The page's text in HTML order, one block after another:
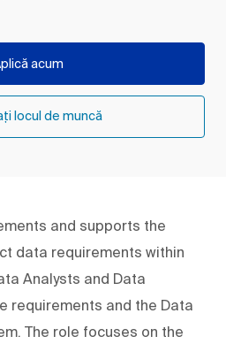
acum
locul de muncă
and supports the
data requirements within
Analysts and Data
requirements and the Data
The role focuses on the